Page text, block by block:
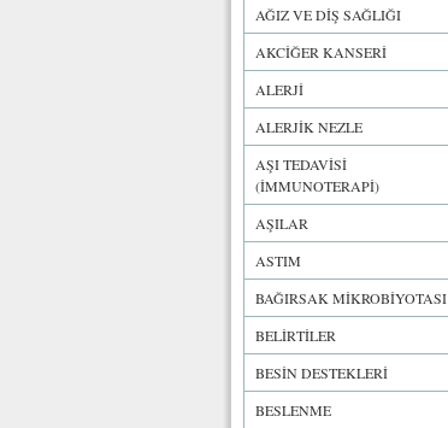
AĞIZ VE DİŞ SAĞLIĞI
AKCİĞER KANSERİ
ALERJİ
ALERJİK NEZLE
AŞI TEDAVİSİ
(İMMUNOTERAPİ)
AŞILAR
ASTIM
BAĞIRSAK MİKROBİYOTASI
BELİRTİLER
BESİN DESTEKLERİ
BESLENME